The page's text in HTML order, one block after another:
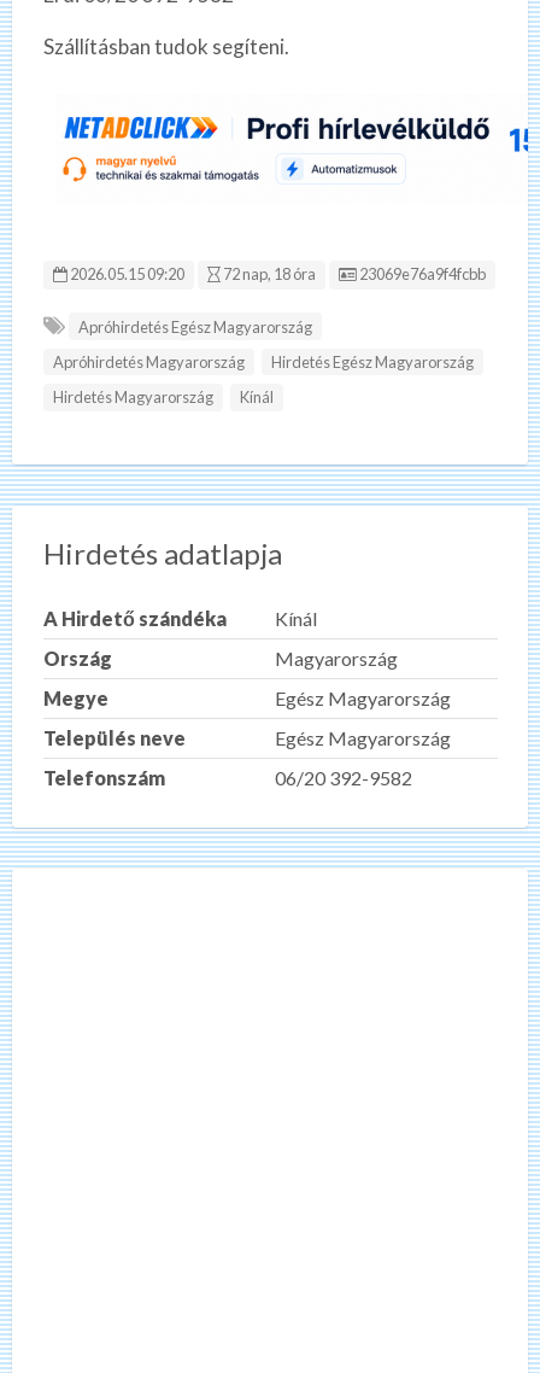
Szállításban tudok segíteni.
2026.05.15 09:20 72 nap, 18 óra Hirdetés ID:
23069e76a9f4fcbb
Apróhirdetés Egész Magyarország
Apróhirdetés Magyarország
Hirdetés Egész Magyarország
Hirdetés Magyarország
Kínál
Hirdetés adatlapja
A Hirdető szándéka
Kínál
Ország
Magyarország
Megye
Egész Magyarország
Település neve
Egész Magyarország
Telefonszám
06/20 392-9582